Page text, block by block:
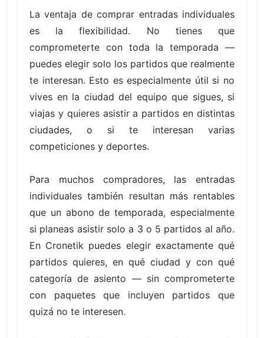
La ventaja de comprar entradas individuales
es la flexibilidad. No tienes que
comprometerte con toda la temporada —
puedes elegir solo los partidos que realmente
te interesan. Esto es especialmente útil si no
vives en la ciudad del equipo que sigues, si
viajas y quieres asistir a partidos en distintas
ciudades, o si te interesan varias
competiciones y deportes.
Para muchos compradores, las entradas
individuales también resultan más rentables
que un abono de temporada, especialmente
si planeas asistir solo a 3 o 5 partidos al año.
En Cronetik puedes elegir exactamente qué
partidos quieres, en qué ciudad y con qué
categoría de asiento — sin comprometerte
con paquetes que incluyen partidos que
quizá no te interesen.